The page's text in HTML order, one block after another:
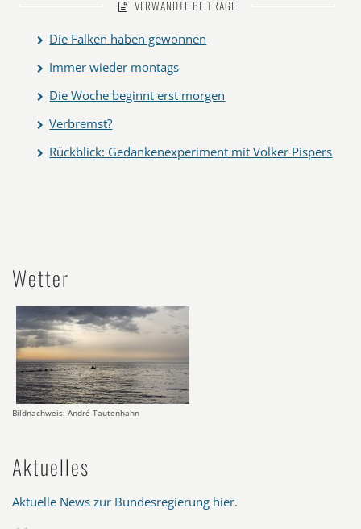
VERWANDTE BEITRÄGE
Die Falken haben gewonnen
Immer wieder montags
Die Woche beginnt erst morgen
Verbremst?
Rückblick: Gedankenexperiment mit Volker Pispers
Wetter
Bildnachweis: André Tautenhahn
Aktuelles
Aktuelle News zur Bundesregierung hier.